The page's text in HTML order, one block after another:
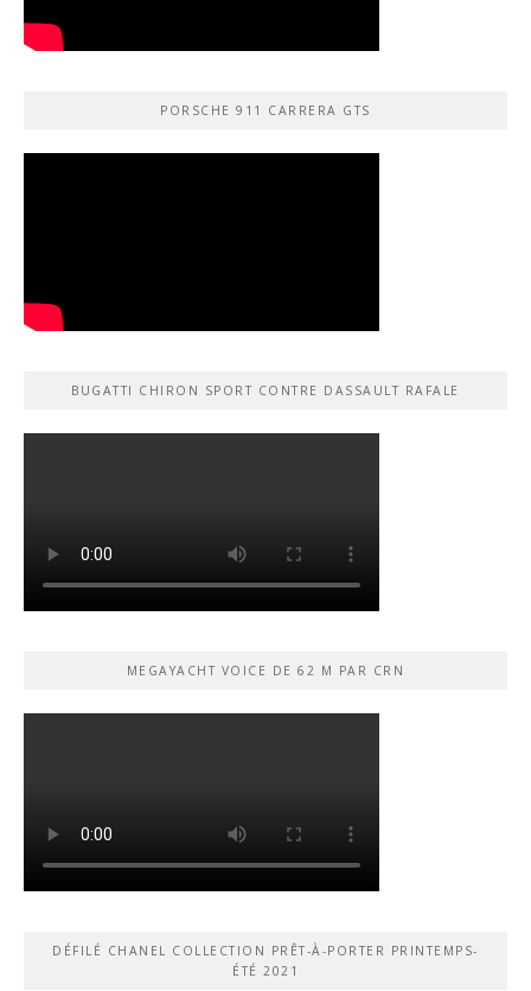
PORSCHE 911 CARRERA GTS
BUGATTI CHIRON SPORT CONTRE DASSAULT RAFALE
MEGAYACHT VOICE DE 62 M PAR CRN
DÉFILÉ CHANEL COLLECTION PRÊT-À-PORTER PRINTEMPS-
ÉTÉ 2021